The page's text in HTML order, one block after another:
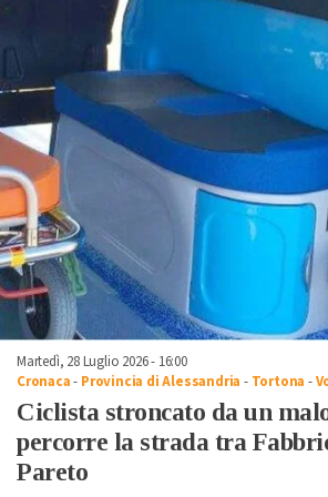
Martedì, 28 Luglio 2026 - 16:00
Cronaca- Provincia di Alessandria - Tortona -
Ciclista stroncato da un
percorre la strada tra
Pareto